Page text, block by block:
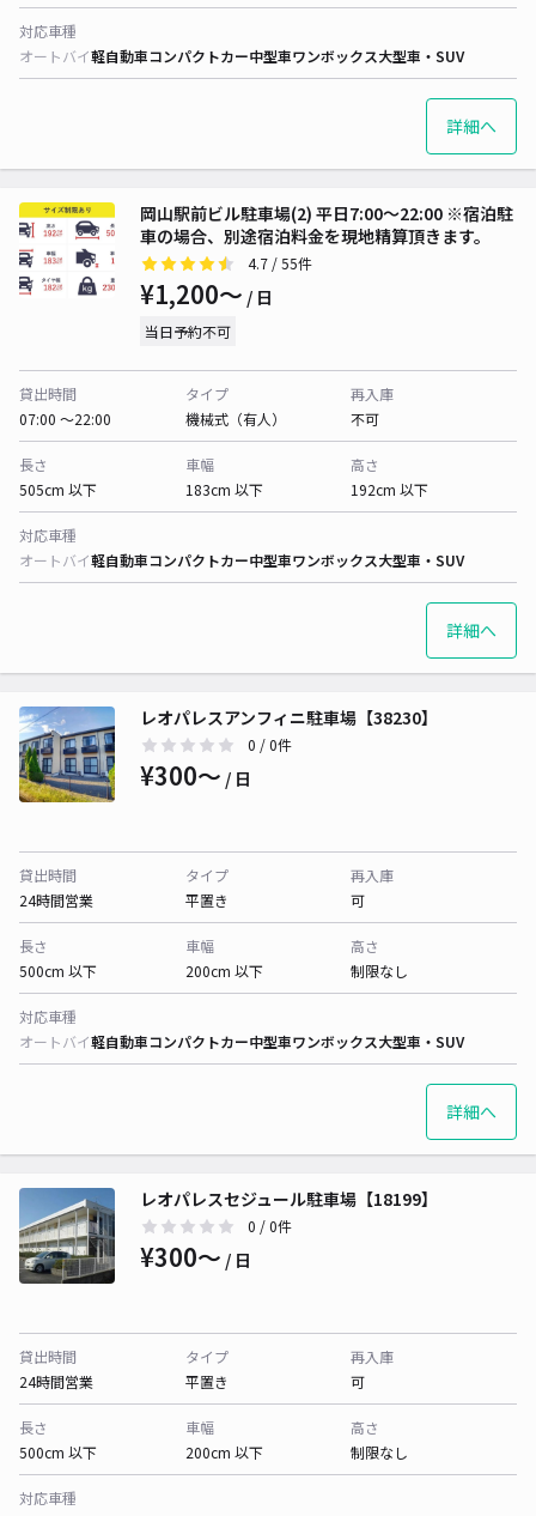
対応車種
オートバイ軽自動車コンパクトカー中型車ワンボックス大型車・SUV
詳細へ
岡山駅前ビル駐車場(2) 平日7:00～22:00 ※宿泊駐
車の場合、別途宿泊料金を現地精算頂きます。
4.7 / 55件
¥1,200〜 / 日
当日予約不可
貸出時間
07:00 〜22:00
タイプ
機械式（有人）
再入庫
不可
長さ
505cm 以下
車幅
183cm 以下
高さ
192cm 以下
対応車種
オートバイ軽自動車コンパクトカー中型車ワンボックス大型車・SUV
詳細へ
レオパレスアンフィニ駐車場【38230】
0 / 0件
¥300〜 / 日
貸出時間
24時間営業
タイプ
平置き
再入庫
可
長さ
500cm 以下
車幅
200cm 以下
高さ
制限なし
対応車種
オートバイ軽自動車コンパクトカー中型車ワンボックス大型車・SUV
詳細へ
レオパレスセジュール駐車場【18199】
0 / 0件
¥300〜 / 日
貸出時間
24時間営業
タイプ
平置き
再入庫
可
長さ
500cm 以下
車幅
200cm 以下
高さ
制限なし
対応車種